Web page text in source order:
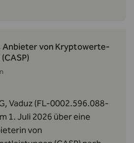
Anbieter von Kryptowerte-
Vaduz (FL-0002.596.088-
1. Juli 2026 über eine
von